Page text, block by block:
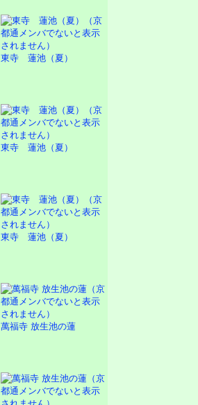
東寺 蓮池（夏）
東寺 蓮池（夏）
東寺 蓮池（夏）
萬福寺 放生池の蓮